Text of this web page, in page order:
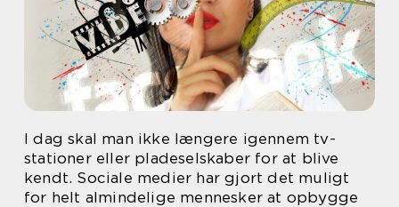
I dag skal man ikke længere igennem tv-
stationer eller pladeselskaber for at blive
kendt. Sociale medier har gjort det muligt
for helt almindelige mennesker at opbygge